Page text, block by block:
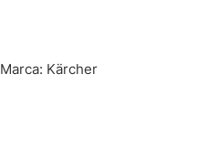
Marca: Kärcher